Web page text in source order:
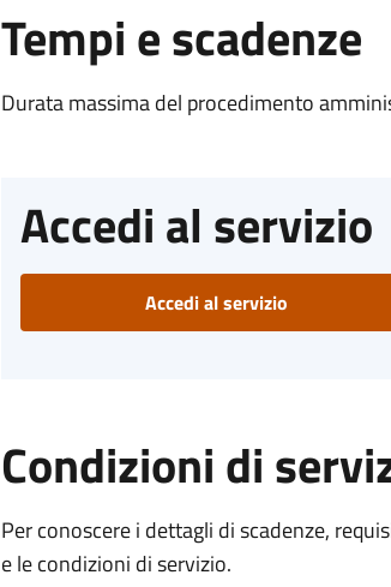
Tempi e scadenze
Durata massima del procedimento
Accedi al servizio
Accedi al servizio
Condizioni di
Per conoscere i dettagli di scadenze,
e le condizioni di servizio.